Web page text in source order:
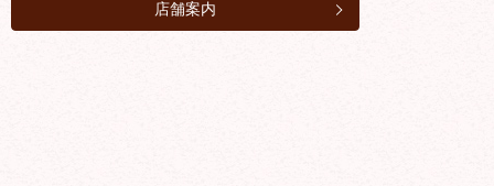
店舗案内